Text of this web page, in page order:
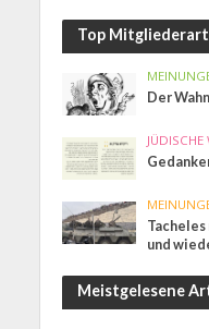
Top
Der
JÜDISCHE
und
Meistgelesene